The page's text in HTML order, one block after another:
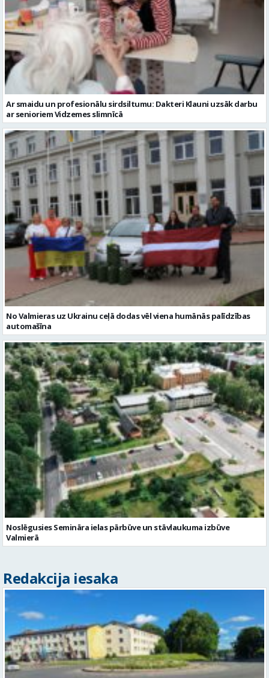
Ar smaidu un profesionālu sirdsiltumu: Dakteri Klauni uzsāk darbu
ar senioriem Vidzemes slimnīcā
No Valmieras uz Ukrainu ceļā dodas vēl viena humānās palīdzības
automašīna
Noslēgusies Semināra ielas pārbūve un stāvlaukuma izbūve
Valmierā
Redakcija iesaka